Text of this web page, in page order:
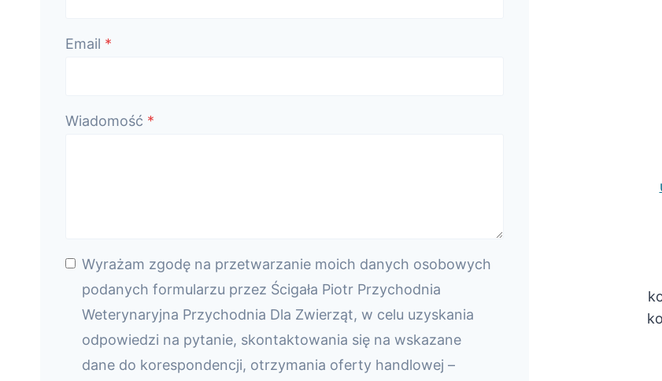
Email *
Wiadomość *
Wyrażam zgodę na przetwarzanie moich danych osobowych
podanych formularzu przez Ścigała Piotr Przychodnia
Weterynaryjna Przychodnia Dla Zwierząt, w celu uzyskania
odpowiedzi na pytanie, skontaktowania się na wskazane
dane do korespondencji, otrzymania oferty handlowej –